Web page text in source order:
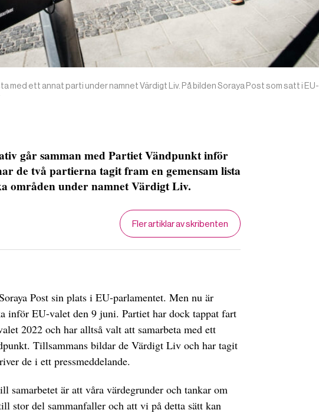
med ett annat parti under namnet Värdigt Liv. På bilden Soraya Post som satt i EU-
går samman med Partiet Vändpunkt inför
de två partierna tagit fram en gemensam lista
områden under namnet Värdigt Liv.
Fler artiklar av skribenten
Post sin plats i EU-parlamentet. Men nu är
inför EU-valet den 9 juni. Partiet har dock tappat fart
2022 och har alltså valt att samarbeta med ett
Tillsammans bildar de Värdigt Liv och har tagit
de i ett pressmeddelande.
samarbetet är att våra värdegrunder och tankar om
stor del sammanfaller och att vi på detta sätt kan